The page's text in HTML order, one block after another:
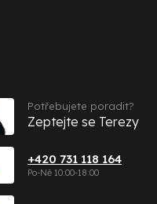
+420 731 118 164
Potřebujete poradit?
Zeptejte se Terezy